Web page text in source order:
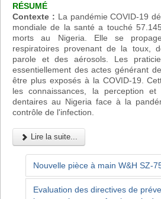
RÉSUMÉ
Contexte : La pandémie COVID-19
mondiale de la santé a touché
morts au Nigeria. Elle se
respiratoires provenant de la toux,
parole et des aérosols. Les
essentiellement des actes générant
être plus exposés à la COVID-19.
les connaissances, la perception
dentaires au Nigeria face à la
contrôle de l'infection.
Lire la suite...
Nouvelle pièce à main W&H SZ-
Evaluation des directives de